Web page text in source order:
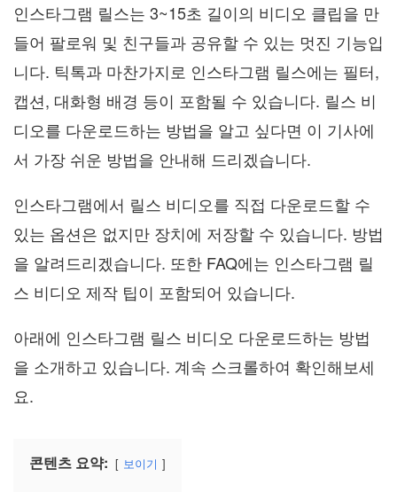
인스타그램 릴스는 3~15초 길이의 비디오 클립을 만
들어 팔로워 및 친구들과 공유할 수 있는 멋진 기능입
니다. 틱톡과 마찬가지로 인스타그램 릴스에는 필터,
캡션, 대화형 배경 등이 포함될 수 있습니다. 릴스 비
디오를 다운로드하는 방법을 알고 싶다면 이 기사에
서 가장 쉬운 방법을 안내해 드리겠습니다.
인스타그램에서 릴스 비디오를 직접 다운로드할 수
있는 옵션은 없지만 장치에 저장할 수 있습니다. 방법
을 알려드리겠습니다. 또한 FAQ에는 인스타그램 릴
스 비디오 제작 팁이 포함되어 있습니다.
아래에 인스타그램 릴스 비디오 다운로드하는 방법
을 소개하고 있습니다. 계속 스크롤하여 확인해보세
요.
콘텐츠 요약: 보이기